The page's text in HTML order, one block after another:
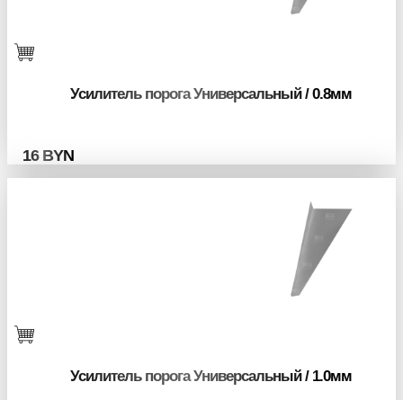
Усилитель порога Универсальный / 0.8мм
16 BYN
Усилитель порога Универсальный / 1.0мм